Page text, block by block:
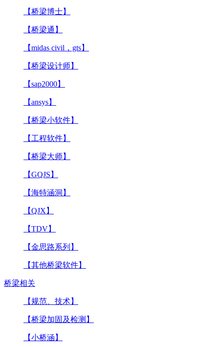
【桥梁博士】
【桥梁通】
【midas civil，gts】
【桥梁设计师】
【sap2000】
【ansys】
【桥梁小软件】
【工程软件】
【桥梁大师】
【GQJS】
【海特涵洞】
【QJX】
【TDV】
【金思路系列】
【其他桥梁软件】
桥梁相关
【规范、技术】
【桥梁加固及检测】
【小桥涵】